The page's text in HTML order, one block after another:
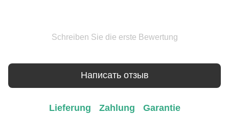
Schreiben Sie die erste Bewertung
Написать отзыв
Lieferung Zahlung Garantie